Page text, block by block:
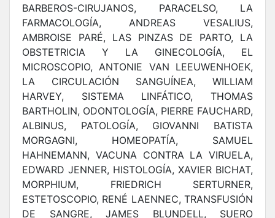
BARBEROS-CIRUJANOS, PARACELSO, LA
FARMACOLOGÍA, ANDREAS VESALIUS,
AMBROISE PARÉ, LAS PINZAS DE PARTO, LA
OBSTETRICIA Y LA GINECOLOGÍA, EL
MICROSCOPIO, ANTONIE VAN LEEUWENHOEK,
LA CIRCULACIÓN SANGUÍNEA, WILLIAM
HARVEY, SISTEMA LINFÁTICO, THOMAS
BARTHOLIN, ODONTOLOGÍA, PIERRE FAUCHARD,
ALBINUS, PATOLOGÍA, GIOVANNI BATISTA
MORGAGNI, HOMEOPATÍA, SAMUEL
HAHNEMANN, VACUNA CONTRA LA VIRUELA,
EDWARD JENNER, HISTOLOGÍA, XAVIER BICHAT,
MORPHIUM, FRIEDRICH SERTURNER,
ESTETOSCOPIO, RENÉ LAENNEC, TRANSFUSIÓN
DE SANGRE, JAMES BLUNDELL, SUERO